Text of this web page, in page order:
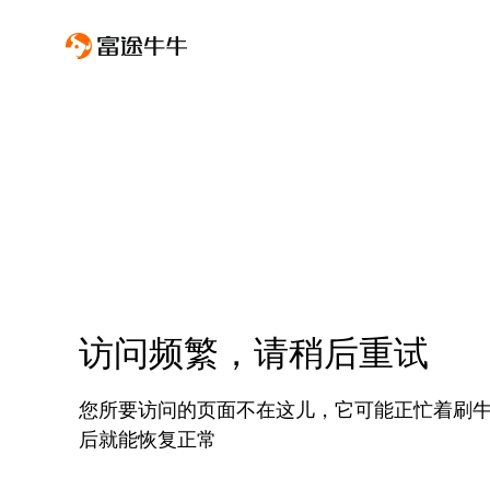
访问频繁，请稍后重试
您所要访问的页面不在这儿，它可能正忙着刷
后就能恢复正常